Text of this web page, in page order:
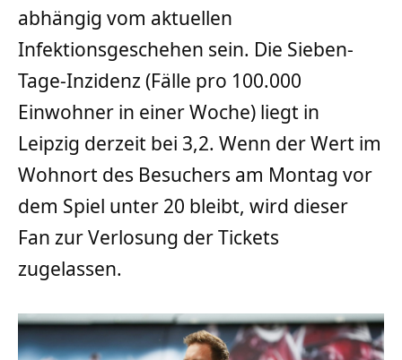
abhängig vom aktuellen
Infektionsgeschehen sein. Die Sieben-
Tage-Inzidenz (Fälle pro 100.000
Einwohner in einer Woche) liegt in
Leipzig derzeit bei 3,2. Wenn der Wert im
Wohnort des Besuchers am Montag vor
dem Spiel unter 20 bleibt, wird dieser
Fan zur Verlosung der Tickets
zugelassen.